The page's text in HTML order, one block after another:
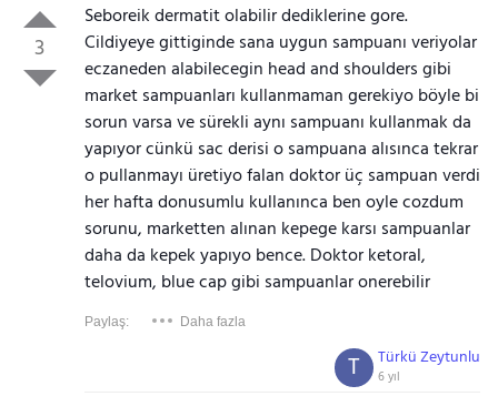
3
Seboreik dermatit olabilir dediklerine gore.
Cildiyeye gittiginde sana uygun sampuanı veriyolar
eczaneden alabilecegin head and shoulders gibi
market sampuanları kullanmaman gerekiyo böyle bi
sorun varsa ve sürekli aynı sampuanı kullanmak da
yapıyor cünkü sac derisi o sampuana alısınca tekrar
o pullanmayı üretiyo falan doktor üç sampuan verdi
her hafta donusumlu kullanınca ben oyle cozdum
sorunu, marketten alınan kepege karsı sampuanlar
daha da kepek yapıyo bence. Doktor ketoral,
telovium, blue cap gibi sampuanlar onerebilir
Paylaş: Daha fazla
Türkü Zeytunlu
6 yıl
T